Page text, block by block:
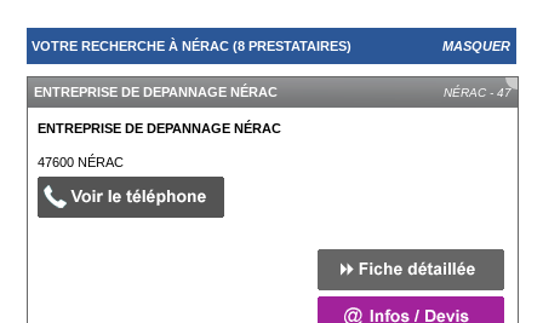
VOTRE RECHERCHE À NÉRAC (8 PRESTATAIRES) MASQUER
ENTREPRISE DE DEPANNAGE NÉRAC NÉRAC - 47
ENTREPRISE DE DEPANNAGE NÉRAC
47600NÉRAC